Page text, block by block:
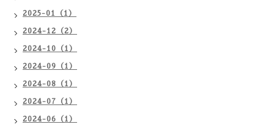
2025-01（1）
2024-12（2）
2024-10（1）
2024-09（1）
2024-08（1）
2024-07（1）
2024-06（1）